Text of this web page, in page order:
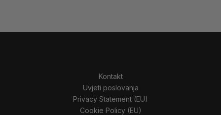
Kontakt
Uvjeti poslovanja
Privacy Statement (EU)
Cookie Policy (EU)